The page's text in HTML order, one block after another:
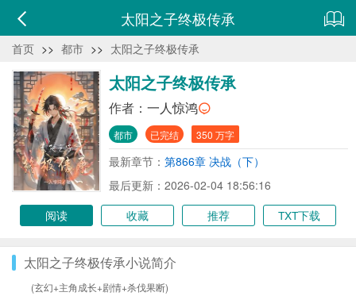
太阳之子终极传承
首页 >> 都市 >> 太阳之子终极传承
太阳之子终极传承
作者： 一人惊鸿
都市 已完结 350 万字
最新章节： 第866章 决战（下）
最后更新：2026-02-04 18:56:16
阅读
收藏 推荐 TXT下载
太阳之子终极传承小说简介
(玄幻+主角成长+剧情+杀伐果断)